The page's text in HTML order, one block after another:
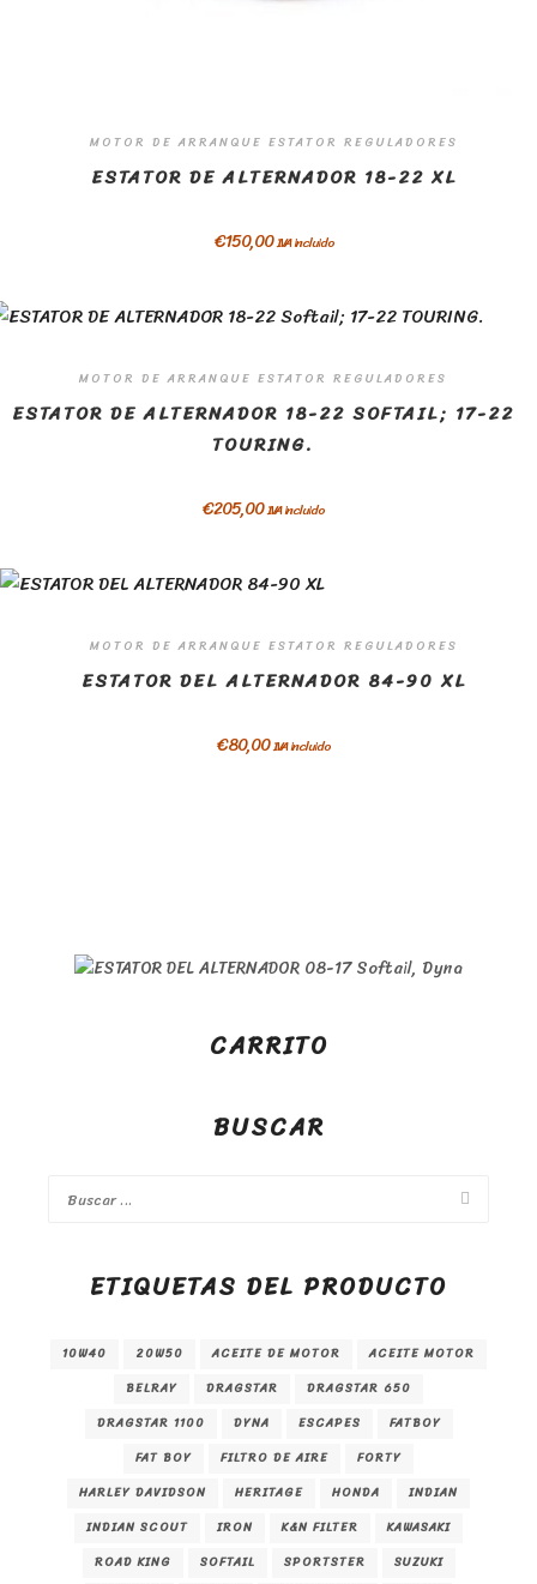
MOTOR DE ARRANQUE ESTATOR REGULADORES
ESTATOR DE ALTERNADOR 18-22 XL
€150,00IVA incluido
MOTOR DE ARRANQUE ESTATOR REGULADORES
ESTATOR DE ALTERNADOR 18-22 SOFTAIL; 17-22
TOURING.
€205,00IVA incluido
MOTOR DE ARRANQUE ESTATOR REGULADORES
ESTATOR DEL ALTERNADOR 84-90 XL
€80,00IVA incluido
CARRITO
BUSCAR
ETIQUETAS DEL PRODUCTO
10W40 20W50 ACEITE DE MOTOR
ACEITE MOTOR
BELRAY
DRAGSTAR
DRAGSTAR 650
DRAGSTAR 1100
DYNA ESCAPES
FATBOY
FAT BOY
FILTRO DE AIRE
FORTY
HARLEY DAVIDSON
HERITAGE HONDA
INDIAN
INDIAN SCOUT
IRON K&N FILTER
KAWASAKI
ROAD KING
SOFTAIL SPORTSTER
SUZUKI